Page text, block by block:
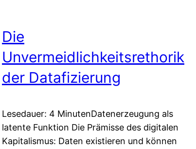
Die
Unvermeidlichkeitsrethorik
der Datafizierung
Lesedauer: 4 MinutenDatenerzeugung als
latente Funktion Die Prämisse des digitalen
Kapitalismus: Daten existieren und können